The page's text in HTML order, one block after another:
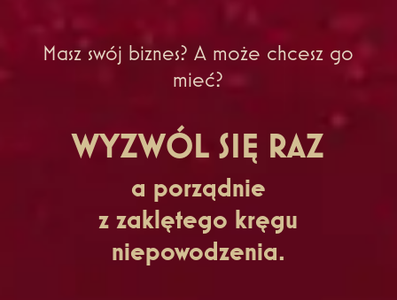
Masz swój biznes? A może chcesz go
mieć?
WYZWÓL SIĘ RAZ
a porządnie
z zaklętego kręgu
niepowodzenia.